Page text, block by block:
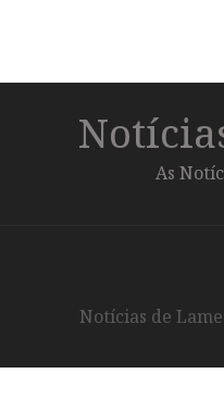
As
Notícias de